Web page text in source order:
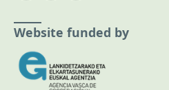
Website funded by